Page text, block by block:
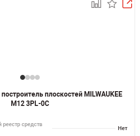
плоскостей MILWAUKEE
M12 3PL-0C
реестр средств
Нет